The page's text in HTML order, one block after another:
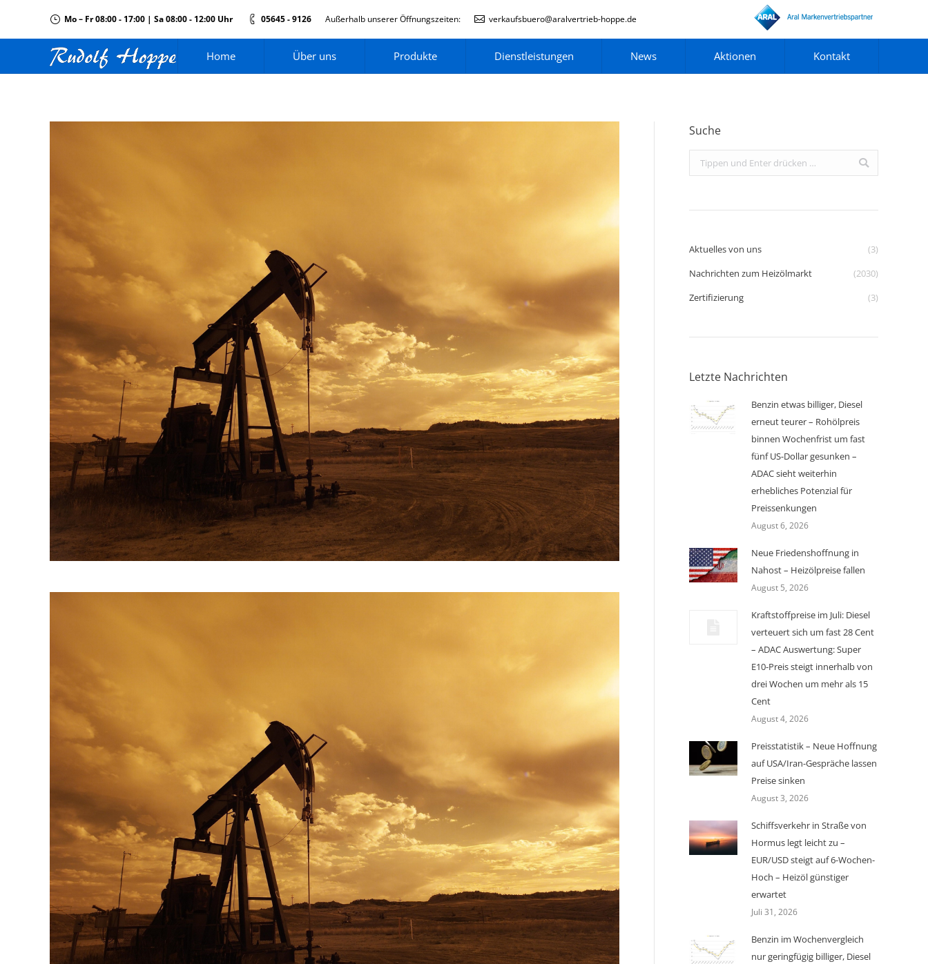
Mo – Fr 08:00 - 17:00 | Sa 08:00 - 12:00 Uhr 05645 - 9126 Außerhalb unserer Öffnungszeiten: verkaufsbuero@aralvertrieb-hoppe.de
Home Über uns Produkte Dienstleistungen News Aktionen Kontakt
Suche
Search:
Aktuelles von uns
(3)
Nachrichten zum Heizölmarkt
(2030)
Zertifizierung
(3)
Letzte Nachrichten
Benzin etwas billiger, Diesel
erneut teurer – Rohölpreis
binnen Wochenfrist um fast
fünf US-Dollar gesunken –
ADAC sieht weiterhin
erhebliches Potenzial für
Preissenkungen
August 6, 2026
Neue Friedenshoffnung in
Nahost – Heizölpreise fallen
August 5, 2026
Kraftstoffpreise im Juli: Diesel
verteuert sich um fast 28 Cent
– ADAC Auswertung: Super
E10-Preis steigt innerhalb von
drei Wochen um mehr als 15
Cent
August 4, 2026
Preisstatistik – Neue Hoffnung
auf USA/Iran-Gespräche lassen
Preise sinken
August 3, 2026
Schiffsverkehr in Straße von
Hormus legt leicht zu –
EUR/USD steigt auf 6-Wochen-
Hoch – Heizöl günstiger
erwartet
Juli 31, 2026
Benzin im Wochenvergleich
nur geringfügig billiger, Diesel